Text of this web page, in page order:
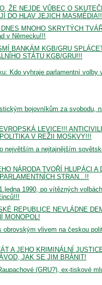
ŽE NEJDE VŮBEC O
DO HLAV JEJICH MASMÉDIA!!
MNOHO SKRYTÝCH
v Německu!!!
BANKÁM KGB/GRU
STÁTU KGB/GRU!!!
Kdo vyhraje parlamentní volby
bojovníkům za svobodu,
LEVICE!!!
V REŽII MOSKVY!!!
největším a nejtajnějším
NÁRODA TVOŘÍ HLUPÁCI A
STRAN...!!
1990, po vítězných
REPUBLICE NEVLÁDNE
MONOPOL!
vlivem na českou
A JEHO KRIMINÁLNÍ
JAK SE JIM BRÁNIT!
(GRU?), ex-tiskové